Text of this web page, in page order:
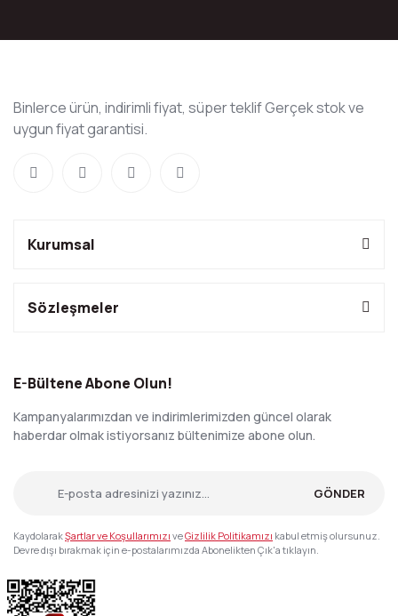
Binlerce ürün, indirimli fiyat, süper teklif Gerçek stok ve
uygun fiyat garantisi.
Kurumsal
Sözleşmeler
E-Bültene Abone Olun!
Kampanyalarımızdan ve indirimlerimizden güncel olarak
haberdar olmak istiyorsanız bültenimize abone olun.
GÖNDER
KaydolarakŞartlar ve Koşullarımızı veGizlilik Politikamızı kabul etmiş olursunuz.
Devre dışı bırakmak için e-postalarımızda Abonelikten Çık'a tıklayın.